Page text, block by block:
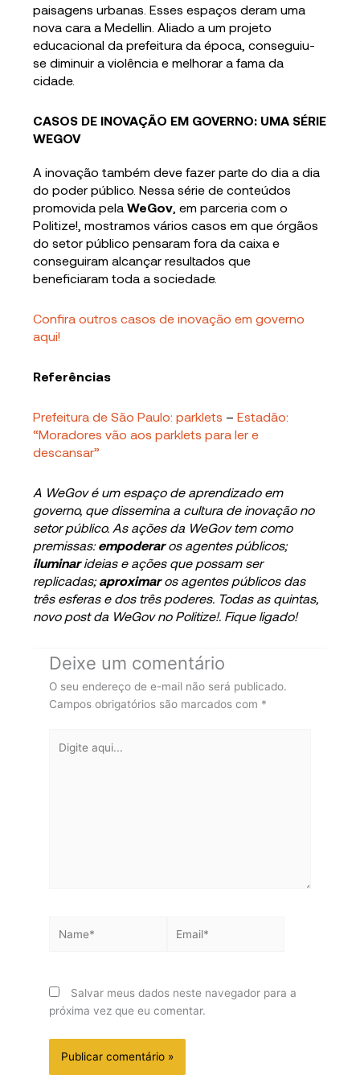
paisagens urbanas. Esses espaços deram uma
nova cara a Medellin. Aliado a um projeto
educacional da prefeitura da época, conseguiu-
se diminuir a violência e melhorar a fama da
cidade.
CASOS DE INOVAÇÃO EM GOVERNO: UMA SÉRIE
WEGOV
A inovação também deve fazer parte do dia a dia
do poder público. Nessa série de conteúdos
promovida pelaWeGov , em parceria com o
Politize!, mostramos vários casos em que órgãos
do setor público pensaram fora da caixa e
conseguiram alcançar resultados que
beneficiaram toda a sociedade.
Confira outros casos de inovação em governo
aqui!
Referências
Prefeitura de São Paulo: parklets –Estadão:
“Moradores vão aos parklets para ler e
descansar”
A WeGov é um espaço de aprendizado em
governo, que dissemina a cultura de inovação no
setor público. As ações da WeGov tem como
premissas:empoderaros agentes públicos;
iluminarideias e ações que possam ser
replicadas;aproximaros agentes públicos das
três esferas e dos três poderes. Todas as quintas,
novo post da WeGov no Politize!. Fique ligado!
Deixe um comentário
O seu endereço de e-mail não será publicado.
Campos obrigatórios são marcados com *
aqui...
Salvar meus dados neste navegador para a
próxima vez que eu comentar.